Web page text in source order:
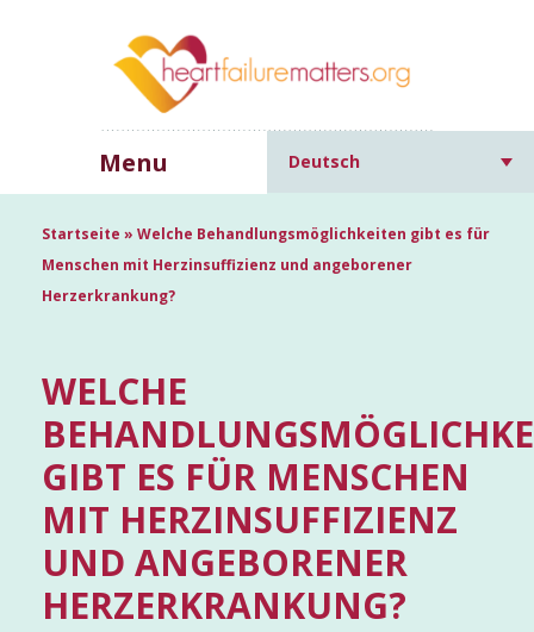
Menu Deutsch
Startseite » Welche Behandlungsmöglichkeiten gibt es für
Menschen mit Herzinsuffizienz und angeborener
Herzerkrankung?
WELCHE
GIBT ES FÜR MENSCHEN
MIT HERZINSUFFIZIENZ
UND ANGEBORENER
HERZERKRANKUNG?